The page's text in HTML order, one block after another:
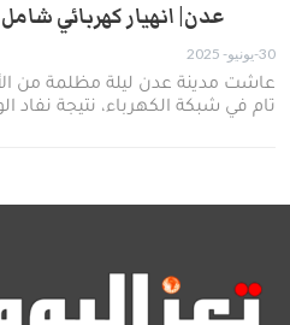
عدن| انهيار كهربائي
30-يونيو- 2025
عاشت مدينة عدن ليلة مظلمة من
تام في شبكة الكهرباء، نتيجة نفاد